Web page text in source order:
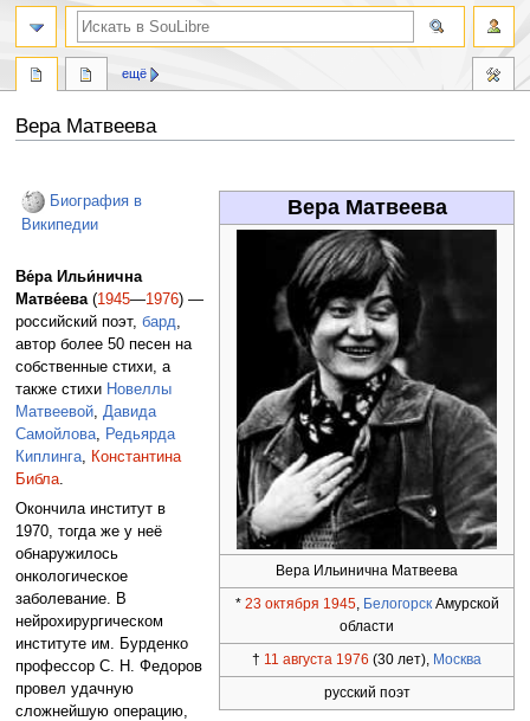
Вера Матвеева
навигации
поиску
Вера Матвеева
Вера Ильинична Матвеева
* 23 октября 1945, БелогорскАмурской
области
† 11 августа 1976 (30 лет), Москва
русский поэт
Биография в
Википедии
Ве́ра Ильи́нична
Матве́ева(1945—1976) —
российский поэт, бард
автор более 50 песен на
собственные стихи, а
также стихи Новеллы
Матвеевой, Давида
Самойлова,
Редьярда
Киплинга,
Константина
Библа.
Окончила институт в
1970, тогда же у неё
обнаружилось
онкологическое
заболевание. В
нейрохирургическом
институте им. Бурденко
профессор С. Н. Федоров
провел удачную
сложнейшую операцию,
ещё